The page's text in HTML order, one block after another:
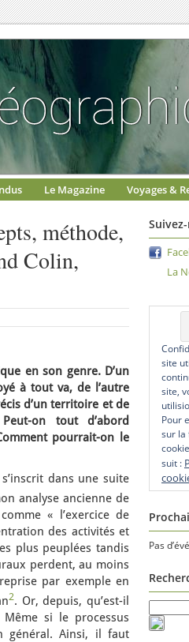
Le Magazine Voyages &
méthode,
Colin,
en son genre. D’un
à tout va, de l’autre
d’un territoire et de
on tout d’abord
pourrait-on le
dans une suite
analyse ancienne de
« l’exercice de
des activités et
plus peuplées tandis
perdent, au moins
par exemple en
2. Or, depuis, qu’est-il
si le processus
général. Ainsi, il faut
La
site
site,
Pour
sur la
suit :
Pas